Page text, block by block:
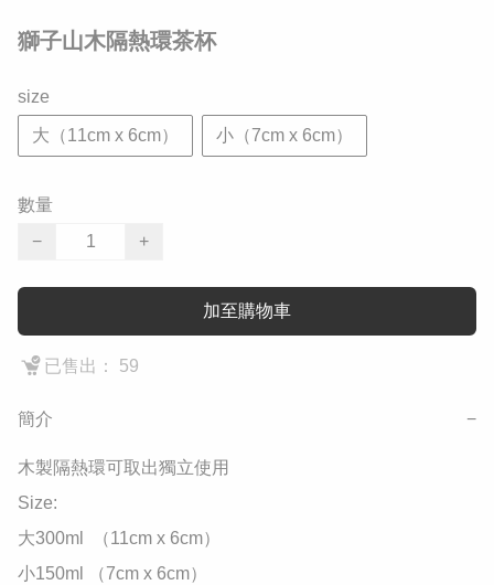
獅子山木隔熱環茶杯
size
大（11cm x 6cm） 小（7cm x 6cm）
數量
−
+
加至購物車
已售出： 59
簡介 −
木製隔熱環可取出獨立使用
Size:
大300ml  （11cm x 6cm）
小150ml （7cm x 6cm）